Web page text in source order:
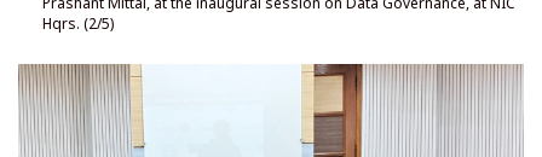
Hqrs. (2/5)